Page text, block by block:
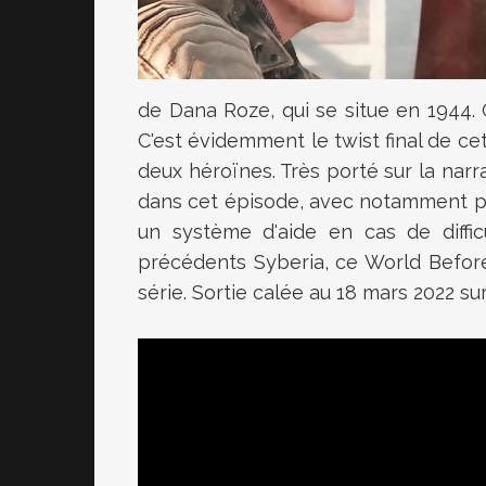
de Dana Roze, qui se situe en
C'est évidemment le twist final de
deux héroïnes. Très porté sur la
dans cet épisode, avec notamment
un système d'aide en cas de
précédents Syberia, ce World
série. Sortie calée au 18 mars 2022